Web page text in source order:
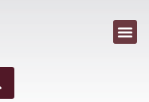
單
搜
尋